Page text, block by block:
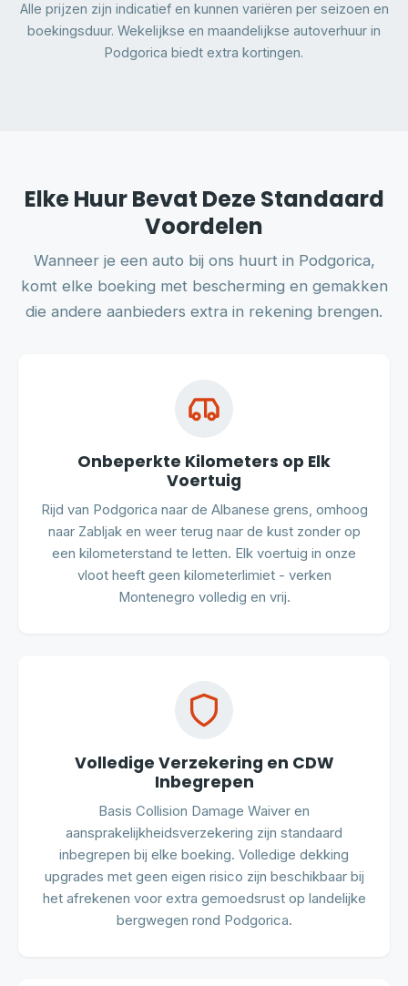
Alle prijzen zijn indicatief en kunnen variëren per seizoen en
boekingsduur. Wekelijkse en maandelijkse autoverhuur in
Podgorica biedt extra kortingen.
Elke Huur Bevat Deze Standaard
Voordelen
Wanneer je een auto bij ons huurt in Podgorica,
komt elke boeking met bescherming en gemakken
die andere aanbieders extra in rekening brengen.
Onbeperkte Kilometers op Elk
Voertuig
Rijd van Podgorica naar de Albanese grens, omhoog
naar Zabljak en weer terug naar de kust zonder op
een kilometerstand te letten. Elk voertuig in onze
vloot heeft geen kilometerlimiet - verken
Montenegro volledig en vrij.
Volledige Verzekering en CDW
Inbegrepen
Basis Collision Damage Waiver en
aansprakelijkheidsverzekering zijn standaard
inbegrepen bij elke boeking. Volledige dekking
upgrades met geen eigen risico zijn beschikbaar bij
het afrekenen voor extra gemoedsrust op landelijke
bergwegen rond Podgorica.